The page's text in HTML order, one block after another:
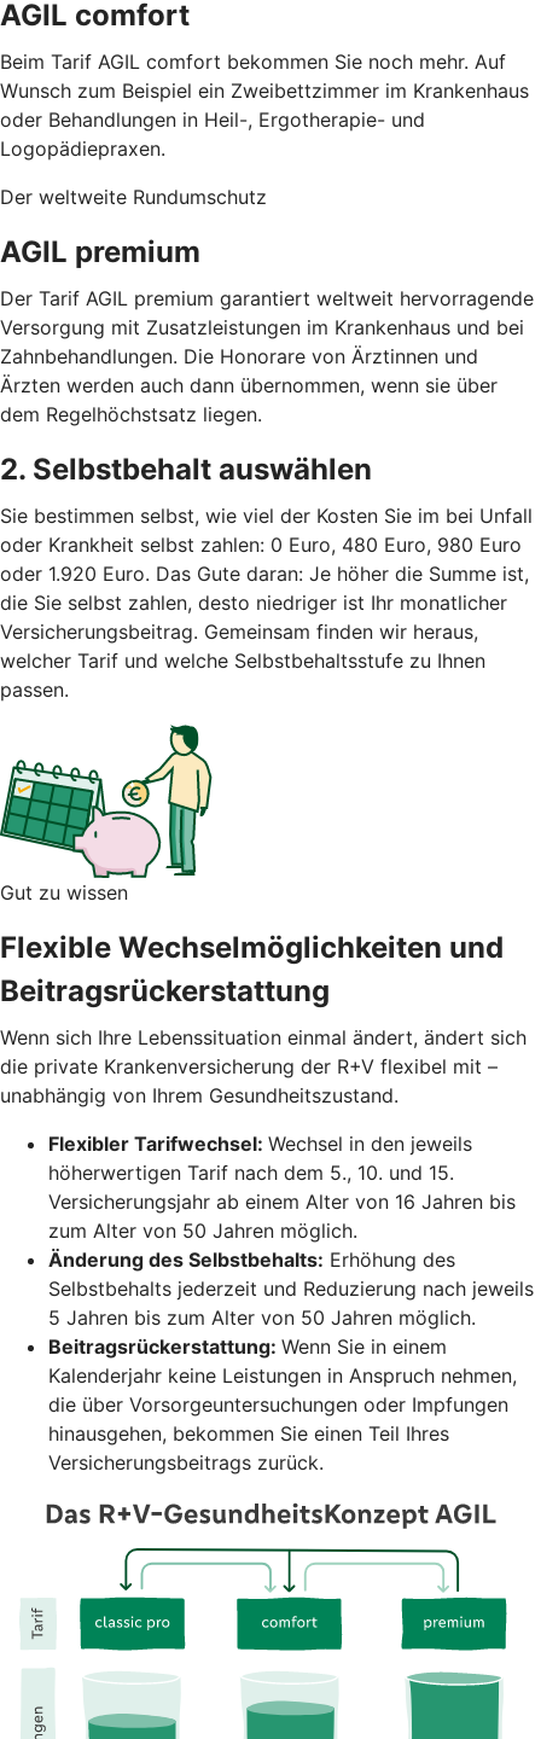
AGIL comfort
Beim Tarif AGIL comfort bekommen Sie noch mehr. Auf
Wunsch zum Beispiel ein Zweibettzimmer im Krankenhaus
oder Behandlungen in Heil-, Ergotherapie- und
Logopädiepraxen.
Der weltweite Rundumschutz
AGIL premium
Der Tarif AGIL premium garantiert weltweit hervorragende
Versorgung mit Zusatzleistungen im Krankenhaus und bei
Zahnbehandlungen. Die Honorare von Ärztinnen und
Ärzten werden auch dann übernommen, wenn sie über
dem Regelhöchstsatz liegen.
2. Selbstbehalt auswählen
Sie bestimmen selbst, wie viel der Kosten Sie im bei Unfall
oder Krankheit selbst zahlen: 0 Euro, 480 Euro, 980 Euro
oder 1.920 Euro. Das Gute daran: Je höher die Summe ist,
die Sie selbst zahlen, desto niedriger ist Ihr monatlicher
Versicherungsbeitrag. Gemeinsam finden wir heraus,
welcher Tarif und welche Selbstbehaltsstufe zu Ihnen
passen.
Gut zu wissen
Flexible Wechselmöglichkeiten und
Beitragsrückerstattung
Wenn sich Ihre Lebenssituation einmal ändert, ändert sich
die private Krankenversicherung der R+V flexibel mit –
unabhängig von Ihrem Gesundheitszustand.
Flexibler Tarifwechsel: Wechsel in den jeweils
höherwertigen Tarif nach dem 5., 10. und 15.
Versicherungsjahr ab einem Alter von 16 Jahren bis
zum Alter von 50 Jahren möglich.
Änderung des Selbstbehalts: Erhöhung des
Selbstbehalts jederzeit und Reduzierung nach jeweils
5 Jahren bis zum Alter von 50 Jahren möglich.
Beitragsrückerstattung: Wenn Sie in einem
Kalenderjahr keine Leistungen in Anspruch nehmen,
die über Vorsorgeuntersuchungen oder Impfungen
hinausgehen, bekommen Sie einen Teil Ihres
Versicherungsbeitrags zurück.